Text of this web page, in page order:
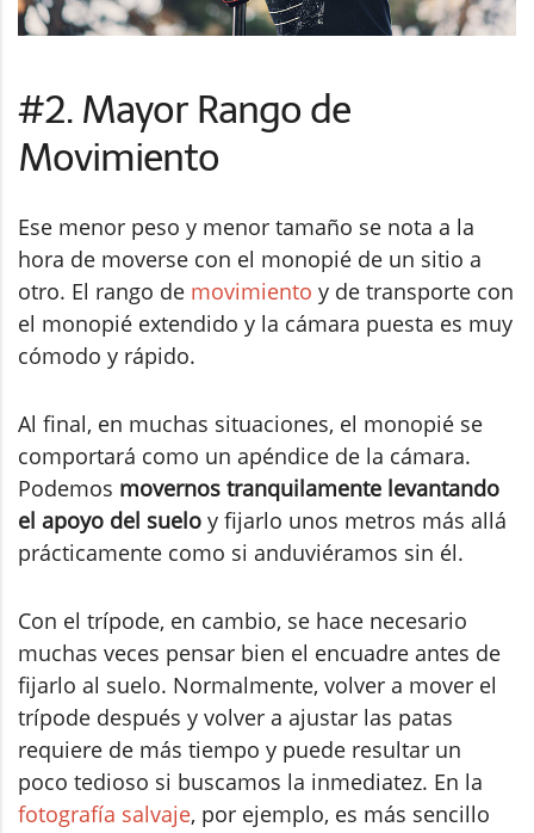
#2. Mayor Rango de
Movimiento
Ese menor peso y menor tamaño se nota a la
hora de moverse con el monopié de un sitio a
otro. El rango de movimiento y de transporte con
el monopié extendido y la cámara puesta es muy
cómodo y rápido.
Al final, en muchas situaciones, el monopié se
comportará como un apéndice de la cámara.
Podemos movernos tranquilamente levantando
el apoyo del suelo y fijarlo unos metros más allá
prácticamente como si anduviéramos sin él.
Con el trípode, en cambio, se hace necesario
muchas veces pensar bien el encuadre antes de
fijarlo al suelo. Normalmente, volver a mover el
trípode después y volver a ajustar las patas
requiere de más tiempo y puede resultar un
poco tedioso si buscamos la inmediatez. En la
fotografía salvaje, por ejemplo, es más sencillo